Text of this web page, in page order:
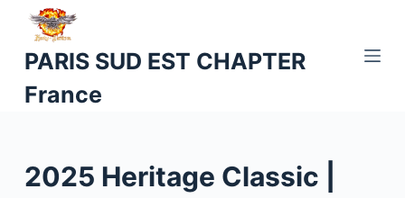
u
PARIS SUD EST CHAPTER
France
2025 Heritage Classic |